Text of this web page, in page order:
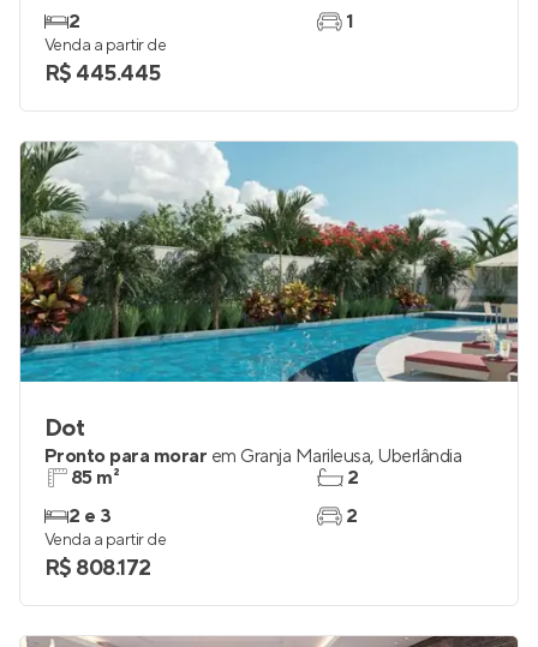
2
1
Venda a partir de
R$ 445.445
Dot
Pronto para morar em Granja Marileusa, Uberlândia
85 m²
2 e 3
2
2
Venda a partir de
R$ 808.172